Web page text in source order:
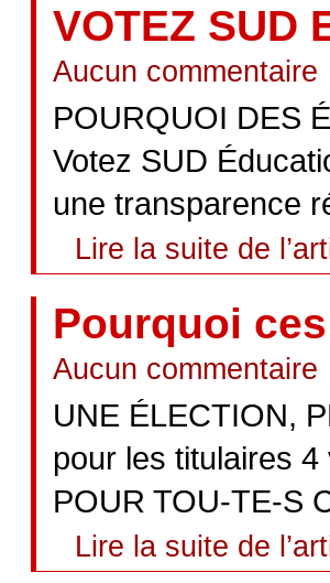
VOTEZ SUD
Aucun commentaire
POURQUOI DES
Votez SUD
une transparence
Lire la suite de
Pourquoi
Aucun commentaire
UNE ÉLECTION,
pour les titulaires 4
POUR TOU-TE-S
Lire la suite de